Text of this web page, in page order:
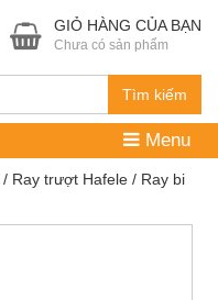
Tìm kiếm
GIỎ HÀNG CỦA BẠN
Chưa có sản phẩm
Menu
/ Ray trượt Hafele / Ray bi